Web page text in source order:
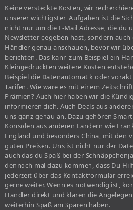
Keine versteckte Kosten, wir
unserer wichtigsten Aufgaben ist die
nicht nur um die E-Mail Adresse, die du
Newsletter gegeben hast, sondern auch
Händler genau anschauen, bevor wir
berichten. Das kann zum Beispiel ein
Kleingedruckten weitere Kosten
Beispiel die Datenautomatik oder
Tarifen. Wie wäre es mit einem
Prämien? Auch hier haben wir die
informieren dich. Auch Deals aus
uns ganz genau an. Dazu gehören
Konsolen aus anderen Ländern wie
England und besonders China, mit den
guten Preisen. Uns ist nicht nur der
auch das du Spaß bei der
dennoch mal dazu kommen, dass Du
jederzeit über das Kontaktformular
gerne weiter. Wenn es notwendig ist,
Händler direkt und klären die
weiterhin Spaß am Sparen haben.